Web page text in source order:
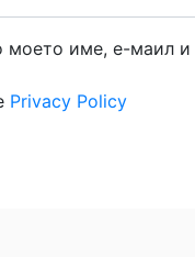
моето име, е-маил
Privacy Policy